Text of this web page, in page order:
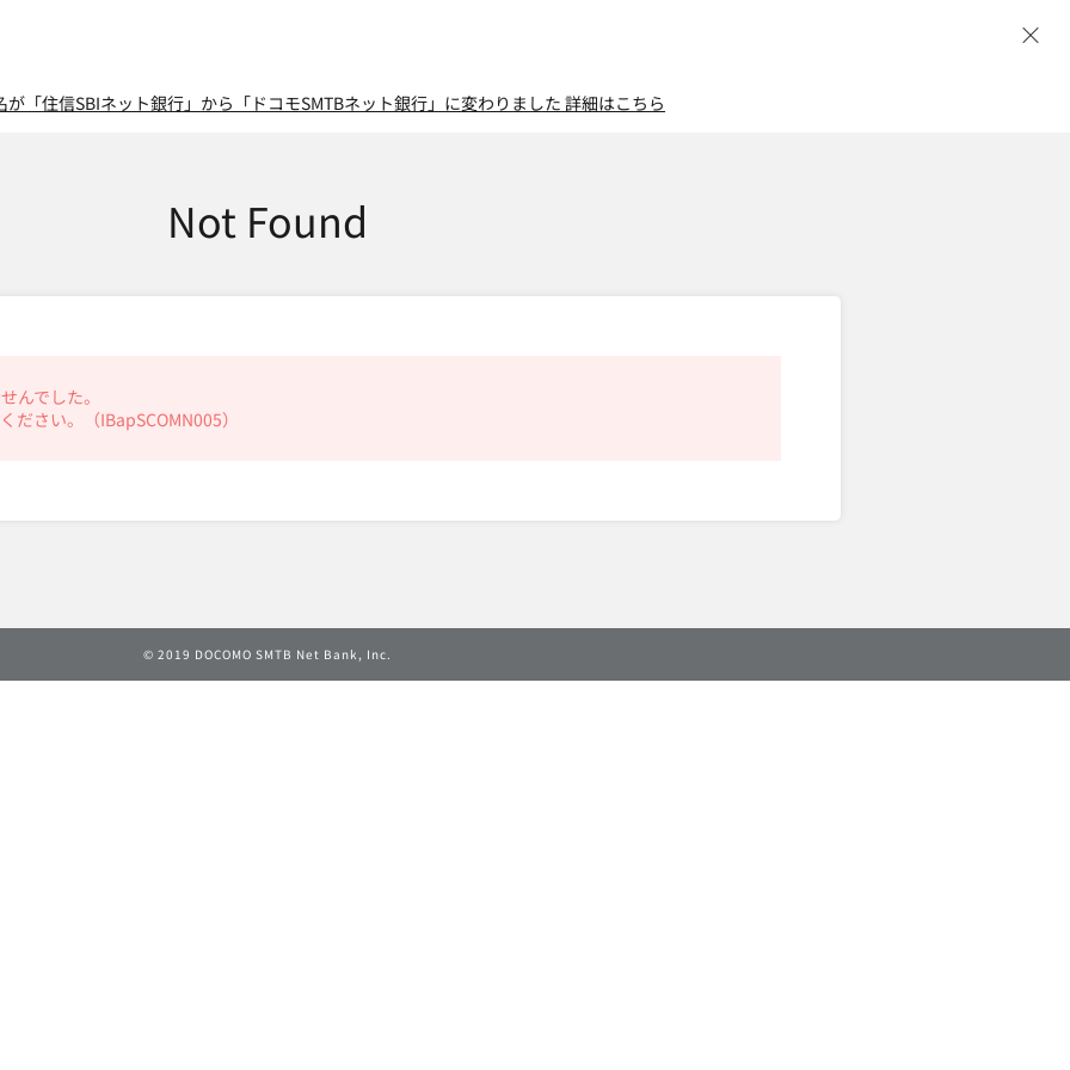
が「住信SBIネット銀行」から「ドコモSMTBネット銀行」に変わりました 詳細はこちら
Not Found
んでした。
ださい。（IBapSCOMN005）
© 2019 DOCOMO SMTB Net Bank, Inc.